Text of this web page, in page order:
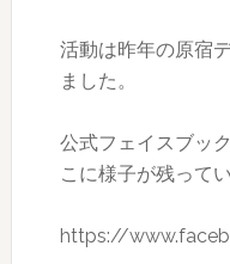
活動は昨年の原宿
ました。
公式フェイスブッ
こに様子が残ってい
https://